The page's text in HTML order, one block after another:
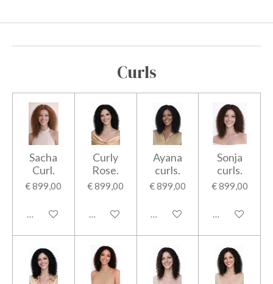
Curls
Sacha
Curl.
€ 899,00
Bekijk details
Curly
Rose.
€ 899,00
Bekijk details
Ayana
curls.
€ 899,00
Bekijk details
Sonja
curls.
€ 899,00
Bekijk details